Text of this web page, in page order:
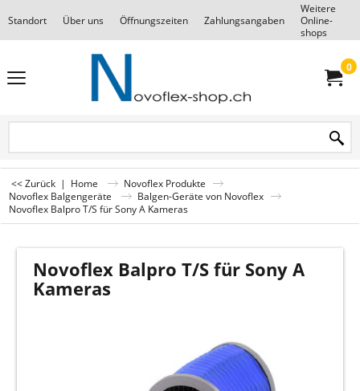
Standort Über uns Öffnungszeiten Zahlungsangaben
Weitere
Online-
shops
0
<< Zurück | Home
Novoflex Produkte
Novoflex Balgengeräte
Balgen-Geräte von Novoflex
Novoflex Balpro T/S für Sony A Kameras
Novoflex Balpro T/S für Sony A
Kameras